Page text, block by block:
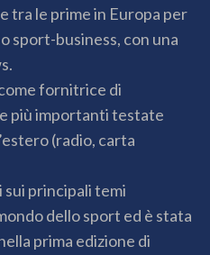
tra le prime in Europa per
sport-business, con una
fornitrice di
più importanti testate
(radio, carta
principali temi
dello sport ed è stata
prima edizione di